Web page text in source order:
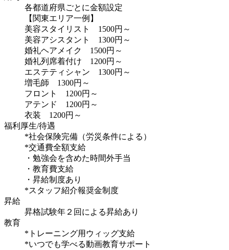
各都道府県ごとに金額設定
【関東エリア一例】
美容スタイリスト 1500円～
美容アシスタント 1300円～
婚礼ヘアメイク 1500円～
婚礼列席着付け 1200円～
エステティシャン 1300円～
増毛師 1300円～
フロント 1200円～
アテンド 1200円～
衣装 1200円～
福利厚生/待遇
*社会保険完備（労災条件による）
*交通費全額支給
・勉強会を含めた時間外手当
・教育費支給
・昇給制度あり
*スタッフ紹介報奨金制度
昇給
昇格試験年２回による昇給あり
教育
*トレーニング用ウィッグ支給
*いつでも学べる動画教育サポート